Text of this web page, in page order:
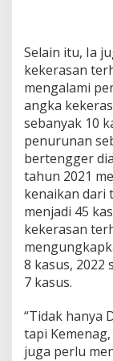
Selain itu, Ia
kekerasan
mengalami
angka
sebanyak 10
penurunan
bertengger
tahun 2021
kenaikan dari
menjadi 45
kekerasan
8 kasus, 2022
7 kasus.
“Tidak hanya
tapi
juga perlu